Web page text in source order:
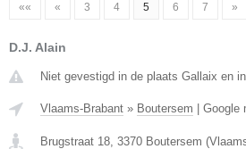
«« « 3 4 5 6 7 »
D.J. Alain
Niet gevestigd in de plaats Gallaix en
Vlaams-Brabant » Boutersem Google
Brugstraat 18, 3370 Boutersem (